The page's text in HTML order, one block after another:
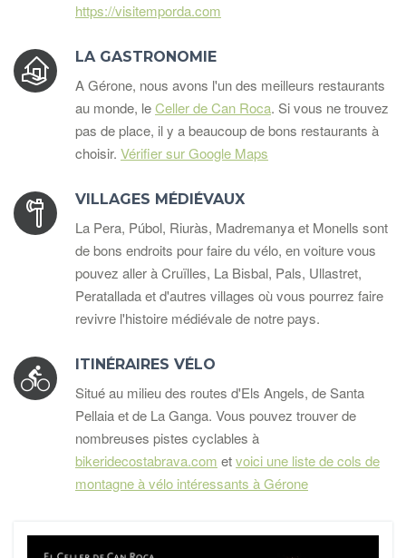
https://visitemporda.com
LA GASTRONOMIE
A Gérone, nous avons l'un des meilleurs restaurants
au monde, leCeller de Can Roca. Si vous ne trouvez
pas de place, il y a beaucoup de bons restaurants à
choisir. Vérifier sur Google Maps
VILLAGES MÉDIÉVAUX
La Pera, Púbol, Riuràs, Madremanya et Monells sont
de bons endroits pour faire du vélo, en voiture vous
pouvez aller à Cruïlles, La Bisbal, Pals, Ullastret,
Peratallada et d'autres villages où vous pourrez faire
revivre l'histoire médiévale de notre pays.
ITINÉRAIRES VÉLO
Situé au milieu des routes d'Els Angels, de Santa
Pellaia et de La Ganga. Vous pouvez trouver de
nombreuses pistes cyclables à
bikeridecostabrava.com etvoici une liste de cols de
montagne à vélo intéressants à Gérone